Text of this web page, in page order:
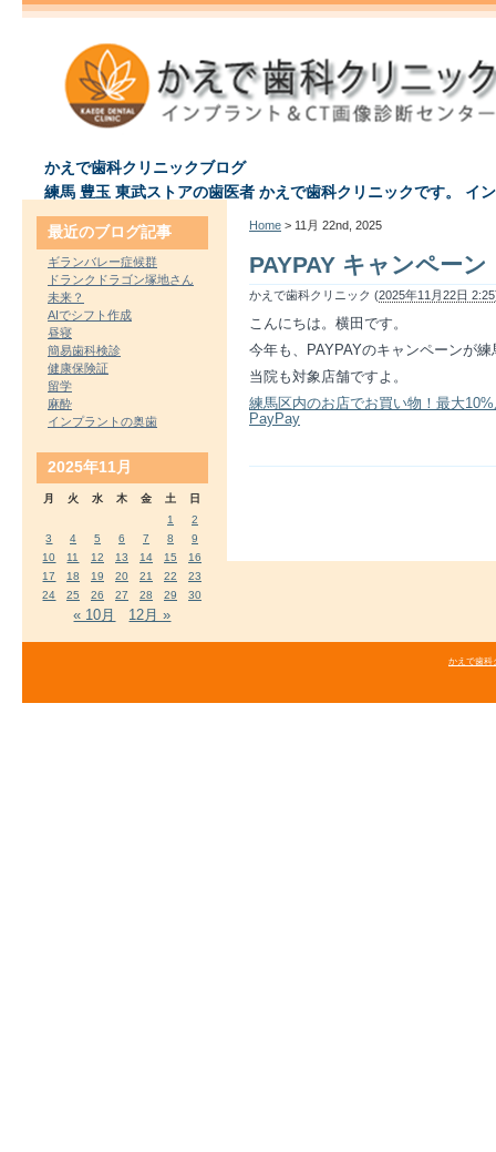
かえで歯科クリニックブログ
練馬 豊玉 東武ストアの歯医者 かえで歯科クリニックです。 イ
Home > 11月 22nd, 2025
PAYPAY キャンペーン
かえで歯科クリニック (2025年11月22日 2:25
こんにちは。横田です。
今年も、PAYPAYのキャンペーンが
当院も対象店舗ですよ。
練馬区内のお店でお買い物！最大
PayPay
最近のブログ記事
ギランバレー症候群
ドランクドラゴン塚地さん
未来？
AIでシフト作成
昼寝
簡易歯科検診
健康保険証
留学
麻酔
インプラントの奥歯
2025年11月
月 火 水 木 金 土
日
1
2
3
4 5 6 7 8
9
10
11 12 13 14 15
16
17
18 19 20 21 22
23
24
25 26 27 28 29 30
« 10月 12月 »
かえで歯科